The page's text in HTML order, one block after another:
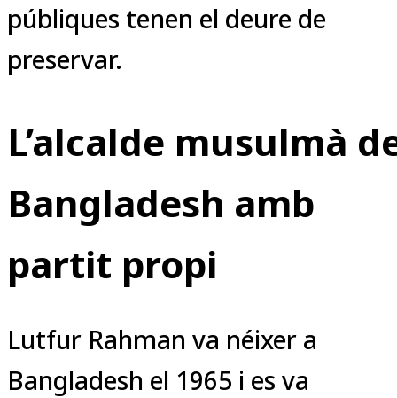
públiques tenen el deure de
preservar.
L’alcalde musulmà
Bangladesh amb
partit propi
Lutfur Rahman va néixer a
Bangladesh el 1965 i es va